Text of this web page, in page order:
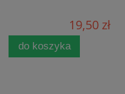
19,50 zł
do koszyka